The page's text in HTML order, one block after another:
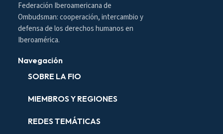
Federación Iberoamericana de
Ombudsman: cooperación, intercambio y
defensa de los derechos humanos en
Iberoamérica.
Navegación
SOBRE LA FIO
MIEMBROS Y REGIONES
REDES TEMÁTICAS